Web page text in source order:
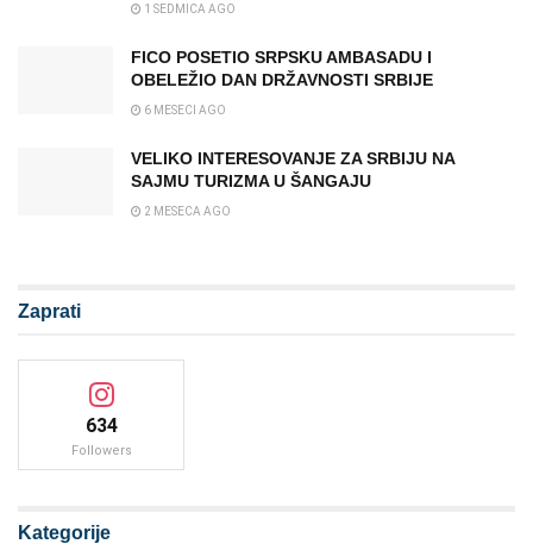
1 SEDMICA AGO
FICO POSETIO SRPSKU AMBASADU I
OBELEŽIO DAN DRŽAVNOSTI SRBIJE
6 MESECI AGO
VELIKO INTERESOVANJE ZA SRBIJU NA
SAJMU TURIZMA U ŠANGAJU
2 MESECA AGO
Zaprati
634
Followers
Kategorije